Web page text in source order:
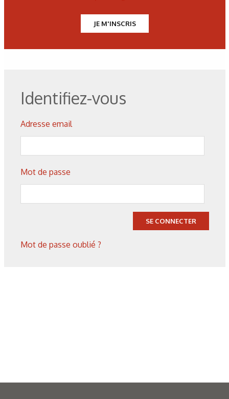
20/07/2026
Fonctionnaliser les surfaces
JE M'INSCRIS
Identifiez-vous
Adresse email
Mot de passe
SE CONNECTER
Mot de passe oublié ?